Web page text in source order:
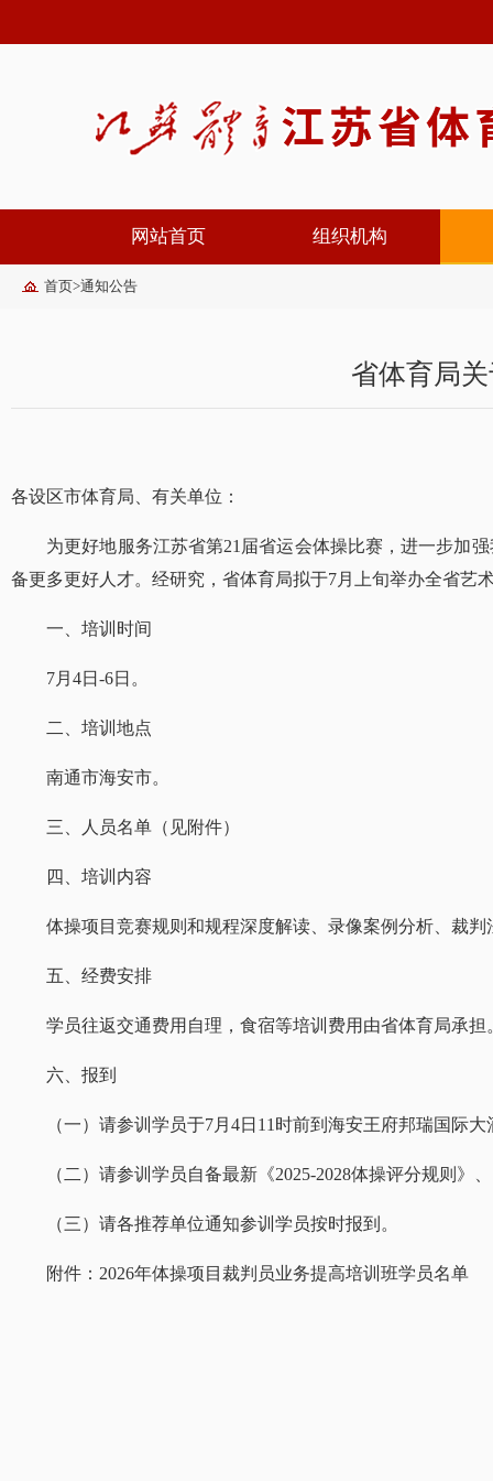
网站首页 组织机构
首页>通知公告
省体育局
各设区市体育局、有关单位：
为更好地服务江苏省第21届省运会体操比赛，进一步加强
备更多更好人才。经研究，省体育局拟于7月上旬举办全省艺
一、培训时间
7月4日-6日。
二、培训地点
南通市海安市。
三、人员名单（见附件）
四、培训内容
体操项目竞赛规则和规程深度解读、录像案例分析、裁判
五、经费安排
学员往返交通费用自理，食宿等培训费用由省体育局承担
六、报到
（一）请参训学员于7月4日11时前到海安王府邦瑞国际大
（二）请参训学员自备最新《2025-2028体操评分规则》
（三）请各推荐单位通知参训学员按时报到。
附件：2026年体操项目裁判员业务提高培训班学员名单